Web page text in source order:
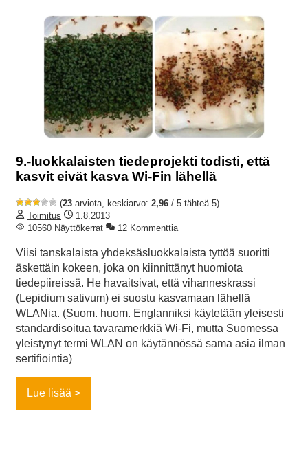
9.-luokkalaisten tiedeprojekti todisti, että
kasvit eivät kasva Wi-Fin lähellä
(23 arviota, keskiarvo: 2,96 / 5 tähteä 5)
Toimitus
1.8.2013
10560 Näyttökerrat
12 Kommenttia
Viisi tanskalaista yhdeksäsluokkalaista tyttöä suoritti
äskettäin kokeen, joka on kiinnittänyt huomiota
tiedepiireissä. He havaitsivat, että vihanneskrassi
(Lepidium sativum) ei suostu kasvamaan lähellä
WLANia. (Suom. huom. Englanniksi käytetään yleisesti
standardisoitua tavaramerkkiä Wi-Fi, mutta Suomessa
yleistynyt termi WLAN on käytännössä sama asia ilman
sertifiointia)
Lue lisää